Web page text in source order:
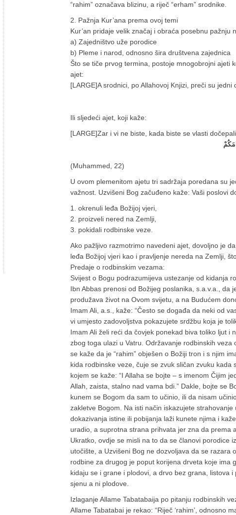
“rahim” označava blizinu, a riječ “erham” srodnike.
2. Pažnja Kur’ana prema ovoj temi
Kur’an pridaje velik značaj i obraća posebnu pažnju
a) Zajedništvo uže porodice
b) Pleme i narod, odnosno šira društvena zajednica
Što se tiče prvog termina, postoje mnogobrojni ajeti
ajet:
[LARGE]A srodnici, po Allahovoj Knjizi, preči su
Ili sljedeći ajet, koji kaže:
[LARGE]Zar i vi ne biste, kada biste se vlasti
(Muhammed, 22)
U ovom plemenitom ajetu tri sadržaja poredana su
važnost. Uzvišeni Bog začuđeno kaže: Vaši poslovi
1. okrenuli leđa Božijoj vjeri,
2. proizveli nered na Zemlji,
3. pokidali rodbinske veze.
Ako pažljivo razmotrimo navedeni ajet, dovoljno je
leđa Božijoj vjeri kao i pravljenje nereda na Zemlji,
Predaje o rodbinskim vezama:
Svijest o Bogu podrazumijeva ustezanje od kidanja
Ibn Abbas prenosi od Božijeg poslanika, s.a.v.a., da
produžava život na Ovom svijetu, a na Budućem
Imam Ali, a.s., kaže: “Često se događa da neki od
vi umjesto zadovoljstva pokazujete srdžbu koja je
Imam Ali želi reći da čovjek ponekad biva toliko ljut i
zbog toga ulazi u Vatru. Održavanje rodbinskih
se kaže da je “rahim” obješen o Božiji tron i s njim
kida rodbinske veze, čuje se zvuk sličan zvuku
kojem se kaže: “I Allaha se bojte – s imenom Čijim
Allah, zaista, stalno nad vama bdi.” Dakle, bojte se
kunem se Bogom da sam to učinio, ili da nisam
zakletve Bogom. Na isti način iskazujete
dokazivanja istine ili pobijanja laži kunete njima i
uradio, a suprotna strana prihvata jer zna da prema
Ukratko, ovdje se misli na to da se članovi porodice
utočište, a Uzvišeni Bog ne dozvoljava da se razara
rodbine za drugog je poput korijena drveta koje ima
kidaju se i grane i plodovi, a drvo bez grana, listova
sjenu a ni plodove.
Izlaganje Allame Tabatabaija po pitanju rodbinskih
Allame Tabatabai je rekao: “Riječ ‘rahim’, odnosno